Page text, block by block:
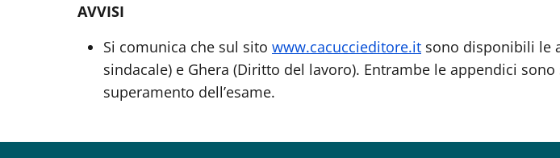
AVVISI
Si comunica che sul sito www.cacuccieditore.it sono disponibili le
sindacale) e Ghera (Diritto del lavoro). Entrambe le appendici
superamento dell’esame.